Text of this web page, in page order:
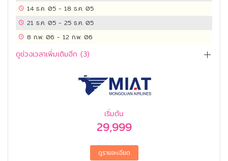
14 ธ.ค. 05 - 18 ธ.ค. 05
21 ธ.ค. 05 - 25 ธ.ค. 05
8 ก.พ. 06 - 12 ก.พ. 06
ดูช่วงเวลาเพิ่มเติมอีก (3)
เริ่มต้น
29,999